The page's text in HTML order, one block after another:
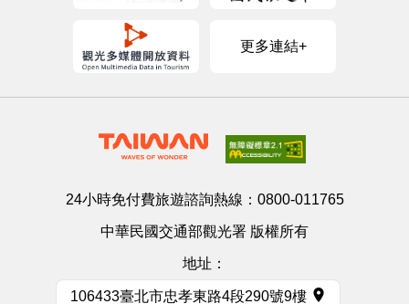
更多連結+
24小時免付費旅遊諮詢熱線： 0800-011765
中華民國交通部觀光署 版權所有
地址：
106433臺北市忠孝東路4段290號9樓